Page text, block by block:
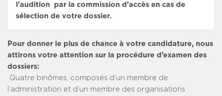
l’audition par la commission d’accès en cas de
sélection de votre dossier.
Pour donner le plus de chance à votre candidature, nous
attirons votre attention sur la procédure d’examen des
dossiers:
­ Quatre binômes, composés d’un membre de
l’administration et d’un membre des organisations